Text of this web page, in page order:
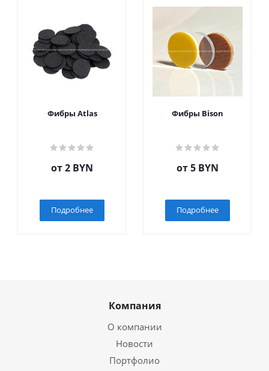
Фибры Atlas
от2 BYN
Подробнее
Фибры Bison
от5 BYN
Подробнее
Компания
О компании
Новости
Портфолио